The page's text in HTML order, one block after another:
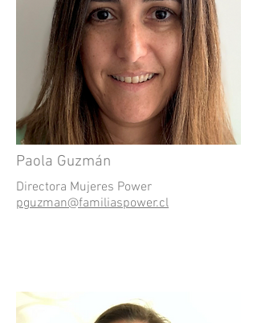
Paola Guzmán
Directora Mujeres Power
pguzman@familiaspower.cl